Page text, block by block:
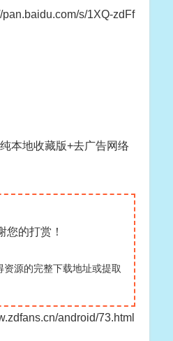
s/1XQ-zdFf
本地收藏版+去广告网络
您的打赏！
资源的完整下载地址或提取
android/73.html